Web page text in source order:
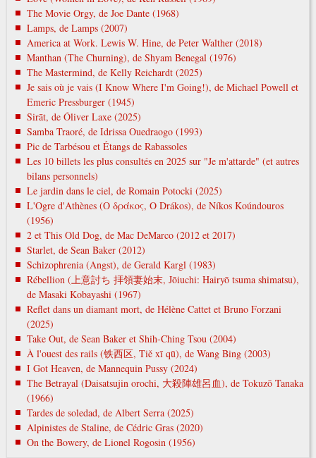
The Movie Orgy, de Joe Dante (1968)
Lamps, de Lamps (2007)
America at Work. Lewis W. Hine, de Peter Walther (2018)
Manthan (The Churning), de Shyam Benegal (1976)
The Mastermind, de Kelly Reichardt (2025)
Je sais où je vais (I Know Where I'm Going!), de Michael Powell et
Emeric Pressburger (1945)
Sirāt, de Óliver Laxe (2025)
Samba Traoré, de Idrissa Ouedraogo (1993)
Pic de Tarbésou et Étangs de Rabassoles
Les 10 billets les plus consultés en 2025 sur "Je m'attarde" (et autres
bilans personnels)
Le jardin dans le ciel, de Romain Potocki (2025)
L'Ogre d'Athènes (Ο δράκος, O Drákos), de Níkos Koúndouros
(1956)
2 et This Old Dog, de Mac DeMarco (2012 et 2017)
Starlet, de Sean Baker (2012)
Schizophrenia (Angst), de Gerald Kargl (1983)
Rébellion (上意討ち 拝領妻始末, Jōiuchi: Hairyō tsuma shimatsu),
de Masaki Kobayashi (1967)
Reflet dans un diamant mort, de Hélène Cattet et Bruno Forzani
(2025)
Take Out, de Sean Baker et Shih-Ching Tsou (2004)
À l'ouest des rails (铁西区, Tiě xī qū), de Wang Bing (2003)
I Got Heaven, de Mannequin Pussy (2024)
The Betrayal (Daisatsujin orochi, 大殺陣雄呂血), de Tokuzō Tanaka
(1966)
Tardes de soledad, de Albert Serra (2025)
Alpinistes de Staline, de Cédric Gras (2020)
On the Bowery, de Lionel Rogosin (1956)